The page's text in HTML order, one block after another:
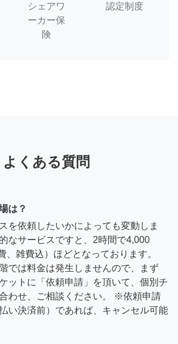
シェアワ
ーカー保
険
認定制度
よくある質問
は？
を依頼したいかによっても変動しま
なサービスですと、2時間で4,000
、雑費込）ほどとなっております。
では料金は発生しませんので、まず
ットに「依頼申請」を頂いて、個別チ
わせ、ご相談ください。 ※依頼申請
い決済前）であれば、キャンセル可能